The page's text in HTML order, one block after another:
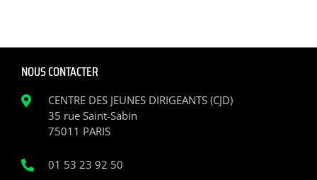
NOUS CONTACTER
CENTRE DES JEUNES DIRIGEANTS (CJD)
35 rue Saint-Sabin
75011 PARIS
01 53 23 92 50